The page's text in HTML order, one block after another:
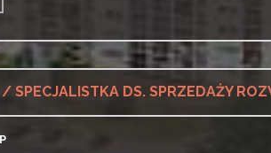
SPECJALISTKA DS. SPRZEDAŻY